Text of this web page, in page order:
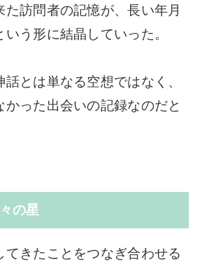
訪問者の記憶が、長い年月
う形に結晶していった。
とは単なる空想ではなく、
かった出会いの記録なのだと
の星
てきたことをつなぎ合わせる